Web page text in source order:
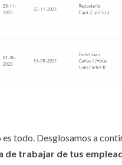
es todo. Desglosamos a
de trabajar de tus